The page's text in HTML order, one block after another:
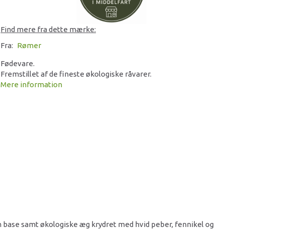
Find mere fra dette mærke:
Fra: Rømer
Fødevare.
Fremstillet af de fineste økologiske råvarer.
Mere information
samt økologiske æg krydret med hvid peber, fennikel og